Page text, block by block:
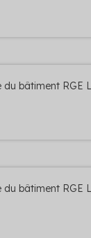
du bâtiment RGE
du bâtiment RGE